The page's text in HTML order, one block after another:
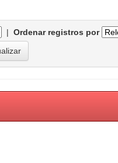
| Ordenar registros por